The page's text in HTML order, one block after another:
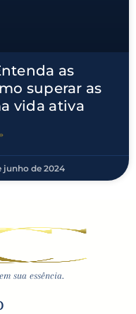
as
superar as
vida ativa
junho de 2024
sua essência.